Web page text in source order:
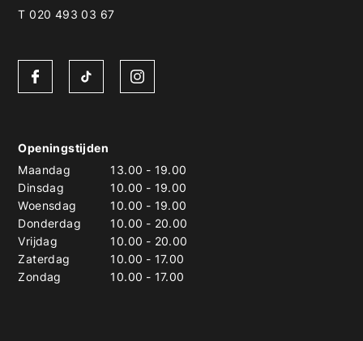
T 020 493 03 67
Openingstijden
Maandag
13.00 - 19.00
Dinsdag
10.00 - 19.00
Woensdag
10.00 - 19.00
Donderdag
10.00 - 20.00
Vrijdag
10.00 - 20.00
Zaterdag
10.00 - 17.00
Zondag
10.00 - 17.00